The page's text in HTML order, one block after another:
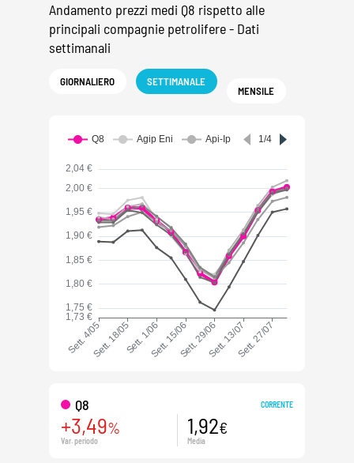
Andamento prezzi medi Q8 rispetto alle
principali compagnie petrolifere - Dati
settimanali
GIORNALIERO SETTIMANALE
MENSILE
Q8 CORRENTE
+3,49%
Var. periodo
1,92€
Media